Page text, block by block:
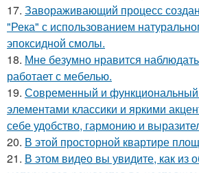
17. Завораживающий процесс
"Река" с использованием
эпоксидной смолы.
18. Мне безумно нравится
работает с мебелью.
19. Современный и
элементами классики и яркими
себе удобство, гармонию и
20. В этой просторной квартире
21. В этом видео вы увидите, как из